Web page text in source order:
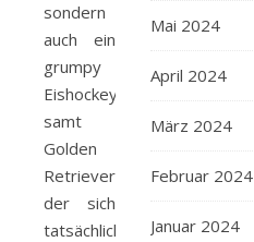
sondern
auch ein
grumpy
Eishockeyspieler
samt
Golden
Retriever,
der sich
tatsächlich
Mai 2024
April 2024
März 2024
Februar 2024
Januar 2024